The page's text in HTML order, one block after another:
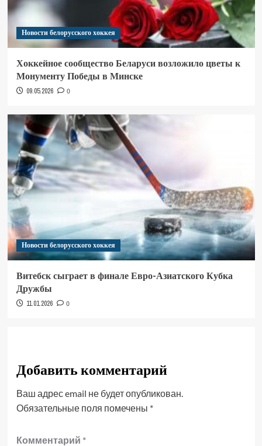
Новости белорусского хоккея
Хоккейное сообщество Беларуси возложило цветы к
Монументу Победы в Минске
09.05.2026 0
Новости белорусского хоккея
Витебск сыграет в финале Евро-Азиатского Кубка
Дружбы
11.01.2026 0
Добавить комментарий
Ваш адрес email не будет опубликован.
Обязательные поля помечены *
Комментарий *